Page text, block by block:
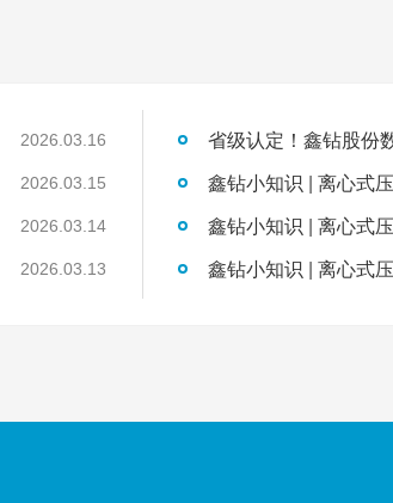
2026.03.16
2026.03.15
2026.03.14
2026.03.13
鑫钻小知识 | 离心式
鑫钻小知识 | 离心式
鑫钻小知识 | 离心式